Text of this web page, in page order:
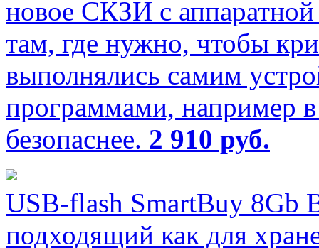
новое СКЗИ с
там, где нужно, чтобы
выполнялись самим
программами,
безопаснее. 2 910 руб.
USB-flash SmartBuy 8Gb
подходящий как для